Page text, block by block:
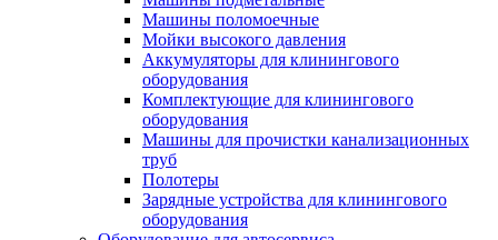
Машины поломоечные
Мойки высокого давления
Аккумуляторы для клинингового
оборудования
Комплектующие для клинингового
оборудования
Машины для прочистки канализационных
труб
Полотеры
Зарядные устройства для клинингового
оборудования